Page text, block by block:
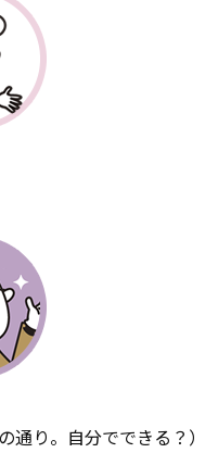
の通り。自分でできる？）